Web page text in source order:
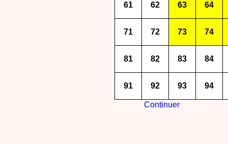
61 62 63 64
71 72 73 74
81 82 83 84
91 92 93 94
Continuer